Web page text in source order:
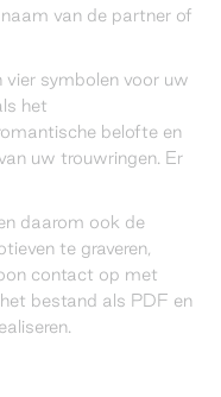
van de partner of
symbolen voor uw
het
belofte en
uw trouwringen. Er
daarom ook de
te graveren,
contact op met
bestand als PDF en